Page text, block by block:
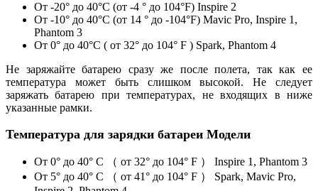
От -20° до 40°C (от -4 ° до 104°F) Inspire 2
От -10° до 40°C (от 14 ° до -104°F) Mavic Pro, Inspire 1,
Phantom 3
От 0° до 40°C ( от 32° до 104° F ) Spark, Phantom 4
Не заряжайте батарею сразу же после полета, так как ее
температура может быть слишком высокой. Не следует
заряжать батарею при температурах, не входящих в ниже
указанные рамки.
Температура для зарядки батареи Модели
От 0° до 40° C （ от 32° до 104° F ） Inspire 1, Phantom 3
От 5° до 40° C （ от 41° до 104° F ） Spark, Mavic Pro,